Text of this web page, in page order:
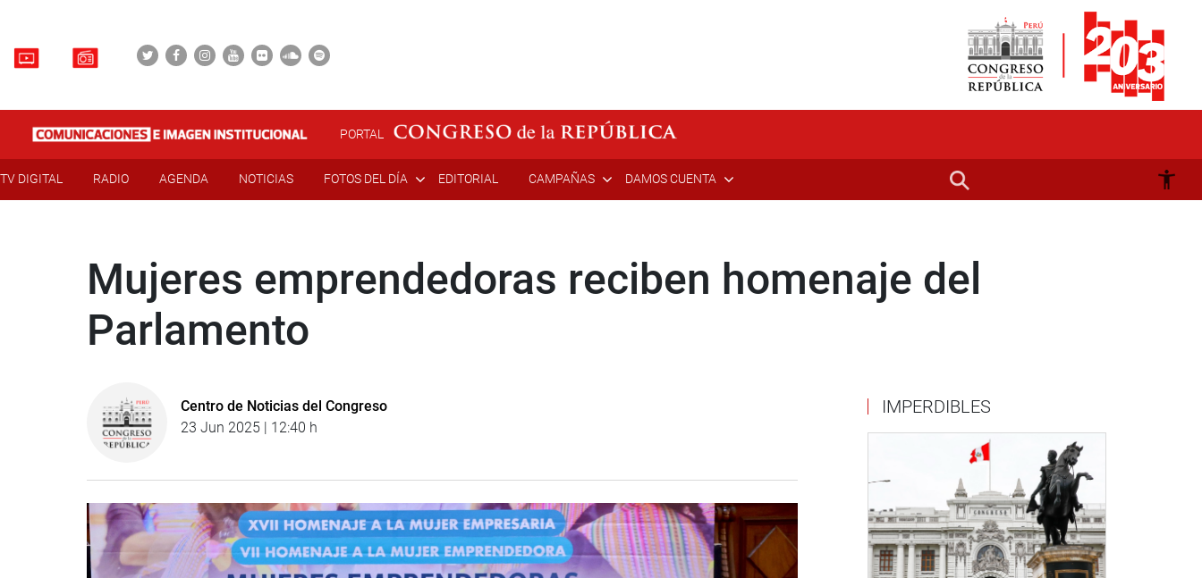
PORTAL
TV DIGITAL RADIO AGENDA NOTICIAS FOTOS DEL DÍA EDITORIAL CAMPAÑAS DAMOS CUENTA
Mujeres emprendedoras reciben homenaje del
Parlamento
Centro de Noticias del Congreso
23 Jun 2025 | 12:40 h
IMPERDIBLES